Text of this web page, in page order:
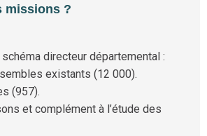
missions ?
directeur départemental :
existants (12 000).
(957).
et complément à l’étude des